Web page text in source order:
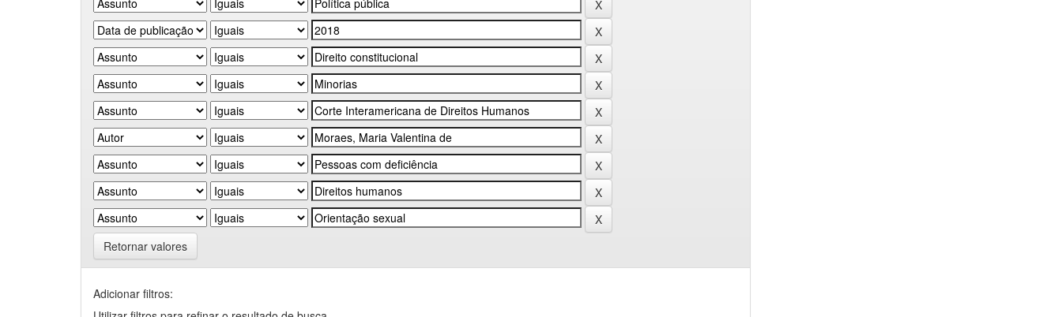
Retornar valores
Adicionar filtros: